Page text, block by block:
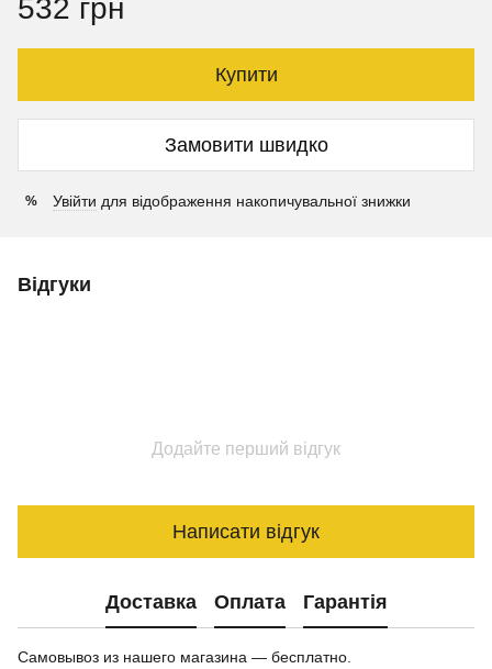
532 грн
Купити
Замовити швидко
% Увійти для відображення накопичувальної знижки
Відгуки
Додайте перший відгук
Написати відгук
Доставка Оплата Гарантія
Самовывоз из нашего магазина — бесплатно.